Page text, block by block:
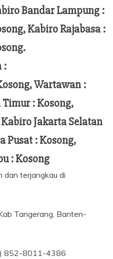
Bandar Lampung :
Kabiro Rajabasa :
:
Wartawan :
: Kosong,
Jakarta Selatan
Pusat : Kosong,
: Kosong
dan terjangkau di
Tangerang, Banten-
852-8011-4386